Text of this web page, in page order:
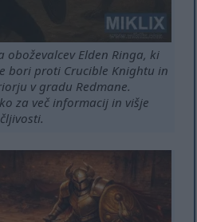
Elden Ringa, ki
bori proti Crucible Knightu in
v gradu Redmane.
za več informacij in višje